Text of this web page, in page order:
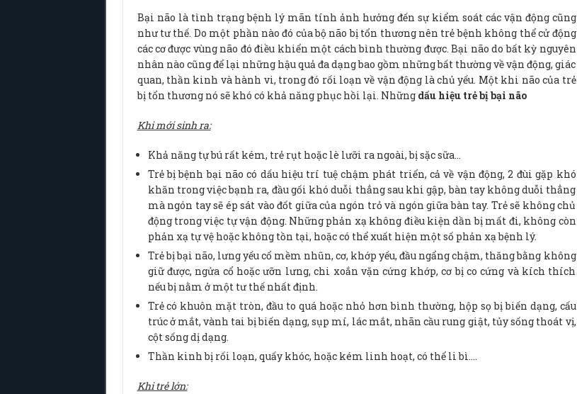
Bại não là tình trạng bệnh lý mãn tính ảnh hưởng đến sự kiểm soát các vận động cũng
như tư thế. Do một phần nào đó của bộ não bị tổn thương nên trẻ bệnh không thể cử động
các cơ được vùng não đó điều khiển một cách bình thường được. Bại não do bất kỳ nguyên
nhân nào cũng để lại những hậu quả đa dạng bao gồm những bất thường về vận động, giác
quan, thần kinh và hành vi, trong đó rối loạn về vận động là chủ yếu. Một khi não của trẻ
bị tổn thương nó sẽ khó có khả năng phục hồi lại. Những dấu hiệu trẻ bị bại não
Khi mới sinh ra:
Khả năng tự bú rất kém, trẻ rụt hoặc lè lưỡi ra ngoài, bị sặc sữa…
Trẻ bị bệnh bại não có dấu hiệu trí tuệ chậm phát triển, cả về vận động, 2 đùi gặp khó
khăn trong việc bạnh ra, đầu gối khó duỗi thẳng sau khi gập, bàn tay không duỗi thẳng
mà ngón tay sẽ ép sát vào đốt giữa của ngón trỏ và ngón giữa bàn tay. Trẻ sẽ không chủ
động trong việc tự vận động. Những phản xạ không điều kiện dần bị mất đi, không còn
phản xạ tự vệ hoặc không tồn tại, hoặc có thể xuất hiện một số phản xạ bệnh lý.
Trẻ bị bại não, lưng yếu cổ mềm nhũn, cơ, khớp yếu, đầu ngẩng chậm, thăng bằng không
giữ được, ngửa cổ hoặc ưỡn lưng, chi xoắn vặn cứng khớp, cơ bị co cứng và kích thích
nếu bị nằm ở một tư thế nhất định.
Trẻ có khuôn mặt tròn, đầu to quá hoặc nhỏ hơn bình thường, hộp sọ bị biến dạng, cấu
trúc ở mắt, vành tai bị biến dạng, sụp mí, lác mắt, nhãn cầu rung giật, tủy sống thoát vị,
cột sống dị dạng.
Thần kinh bị rối loạn, quấy khóc, hoặc kém linh hoạt, có thể li bì….
Khi trẻ lớn: